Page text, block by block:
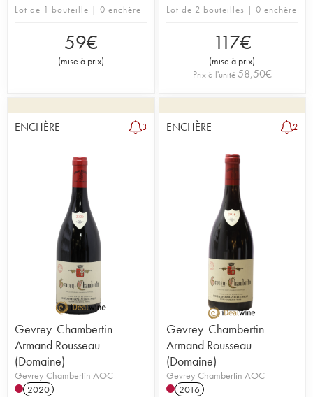
Lot de 1 bouteille | 0 enchère
59€
(mise à prix)
Lot de 2 bouteilles | 0 enchère
117€
(mise à prix)
Prix à l'unité 58,50€
ENCHÈRE 3
Gevrey-Chambertin
Armand Rousseau
(Domaine)
Gevrey-Chambertin AOC
2020
ENCHÈRE 2
Gevrey-Chambertin
Armand Rousseau
(Domaine)
Gevrey-Chambertin AOC
2016